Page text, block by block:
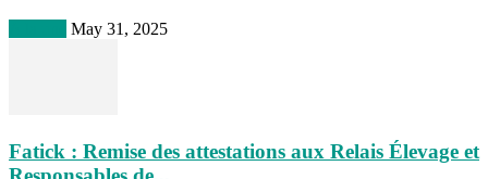
May 31, 2025
Fatick : Remise des attestations aux Relais Élevage et